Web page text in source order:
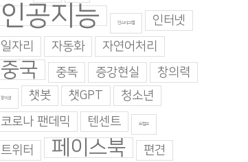
인공지능 인스타그램
인터넷
일자리
자동화 자연어처리
중국 중독 증강현실 창의력
창의성 챗봇 챗GPT
청소년
코로나 팬데믹
텐센트 트럼프
트위터 페이스북 편견